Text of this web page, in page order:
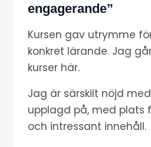
engagerande”
Kursen gav utrymme
konkret lärande. Jag
kurser här.
Jag är särskilt nöjd
upplagd på, med plats
och intressant innehåll.